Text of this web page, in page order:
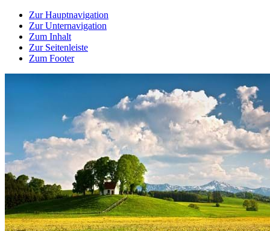
Zur Hauptnavigation
Zur Unternavigation
Zum Inhalt
Zur Seitenleiste
Zum Footer